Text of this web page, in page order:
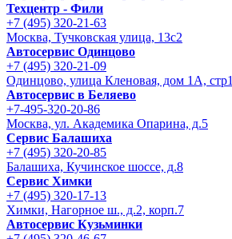
Техцентр - Фили
+7 (495) 320-21-63
Москва, Тучковская улица, 13с2
Автосервис Одинцово
+7 (495) 320-21-09
Одинцово, улица Кленовая, дом 1А, стр1
Автосервис в Беляево
+7-495-320-20-86
Москва, ул. Академика Опарина, д.5
Сервис Балашиха
+7 (495) 320-20-85
Балашиха, Кучинское шоссе, д.8
Сервис Химки
+7 (495) 320-17-13
Химки, Нагорное ш., д.2, корп.7
Автосервис Кузьминки